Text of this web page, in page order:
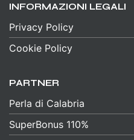
INFORMAZIONI LEGALI
Privacy Policy
Cookie Policy
PARTNER
Perla di Calabria
SuperBonus 110%